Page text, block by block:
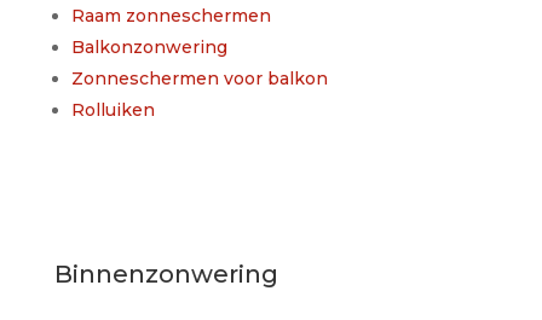
Raam zonneschermen
Balkonzonwering
Zonneschermen voor balkon
Rolluiken
Binnenzonwering